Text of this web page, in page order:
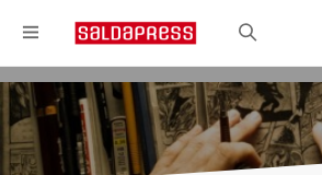
Registrati
Login